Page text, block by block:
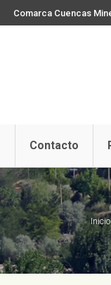
Comarca Cuencas
Contacto
Estás
Inicio